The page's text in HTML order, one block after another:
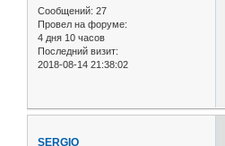
Сообщений: 27
Провел на форуме:
4 дня 10 часов
Последний визит:
2018-08-14 21:38:02
SERGIO